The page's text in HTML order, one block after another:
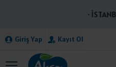
·
Giriş Yap Kayıt Ol